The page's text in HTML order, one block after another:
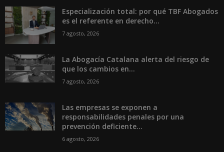
Especialización total: por qué TBF Abogados
es el referente en derecho...
7 agosto, 2026
La Abogacía Catalana alerta del riesgo de
que los cambios en...
7 agosto, 2026
Las empresas se exponen a
responsabilidades penales por una
prevención deficiente...
6 agosto, 2026